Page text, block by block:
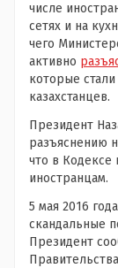
числе
сетях и на
чего
активно
которые
казахстанцев.
Президент
разъяснению
что в Кодексе
иностранцам.
5 мая 2016
скандальные
Президент